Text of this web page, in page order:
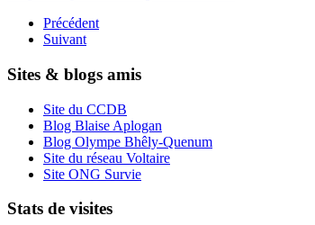
Précédent
Suivant
Sites & blogs amis
Site du CCDB
Blog Blaise Aplogan
Blog Olympe Bhêly-Quenum
Site du réseau Voltaire
Site ONG Survie
Stats de visites